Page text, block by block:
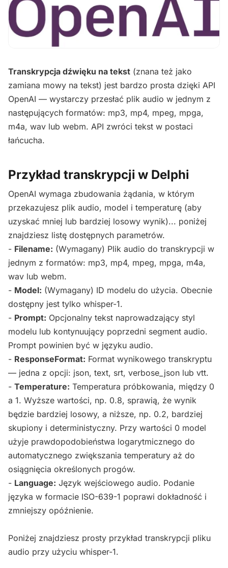
Transkrypcja dźwięku na tekst (znana też jako
zamiana mowy na tekst) jest bardzo prosta dzięki API
OpenAI — wystarczy przesłać plik audio w jednym z
następujących formatów: mp3, mp4, mpeg, mpga,
m4a, wav lub webm. API zwróci tekst w postaci
łańcucha.
Przykład transkrypcji w Delphi
OpenAI wymaga zbudowania żądania, w którym
przekazujesz plik audio, model i temperaturę (aby
uzyskać mniej lub bardziej losowy wynik)... poniżej
znajdziesz listę dostępnych parametrów.
- Filename: (Wymagany) Plik audio do transkrypcji w
jednym z formatów: mp3, mp4, mpeg, mpga, m4a,
wav lub webm.
- Model: (Wymagany) ID modelu do użycia. Obecnie
dostępny jest tylko whisper-1.
- Prompt: Opcjonalny tekst naprowadzający styl
modelu lub kontynuujący poprzedni segment audio.
Prompt powinien być w języku audio.
- ResponseFormat: Format wynikowego transkryptu
— jedna z opcji: json, text, srt, verbose_json lub vtt.
- Temperature: Temperatura próbkowania, między 0
a 1. Wyższe wartości, np. 0.8, sprawią, że wynik
będzie bardziej losowy, a niższe, np. 0.2, bardziej
skupiony i deterministyczny. Przy wartości 0 model
użyje prawdopodobieństwa logarytmicznego do
automatycznego zwiększania temperatury aż do
osiągnięcia określonych progów.
- Language: Język wejściowego audio. Podanie
języka w formacie ISO-639-1 poprawi dokładność i
zmniejszy opóźnienie.
Poniżej znajdziesz prosty przykład transkrypcji pliku
audio przy użyciu whisper-1.